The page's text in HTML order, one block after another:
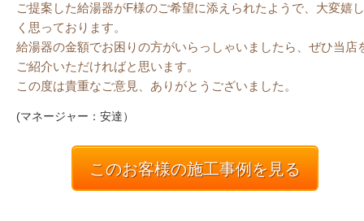
ご提案した給湯器がF様のご希望に添えられたようで、大変嬉し
く思っております。
給湯器の金額でお困りの方がいらっしゃいましたら、ぜひ当店
ご紹介いただければと思います。
この度は貴重なご意見、ありがとうございました。
(マネージャー：安達）
このお客様の施工事例を見る